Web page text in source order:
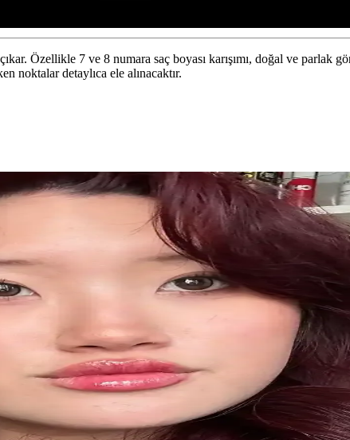
Özellikle 7 ve 8 numara saç boyası karışımı, doğal ve parlak
noktalar detaylıca ele alınacaktır.
Yeni Dönem
güçlendirir ve parlaklık kazandırır. Düzenli kullanım ile etkili
Etkili Çözüm
ve sağlıklı, parlak saçlar sağlar. Tüm saç tiplerine uygun,
bir görünüm kazandırır, pratik kullanımıyla günlük ve özel
yeniden şekillendiriyor. Bu yaklaşım, bireysel özgürlük